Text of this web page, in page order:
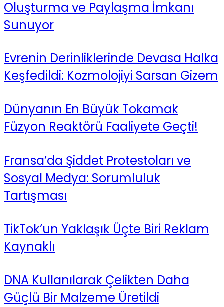
Oluşturma ve Paylaşma İmkanı
Sunuyor
Evrenin Derinliklerinde Devasa Halka
Keşfedildi: Kozmolojiyi Sarsan Gizem
Dünyanın En Büyük Tokamak
Füzyon Reaktörü Faaliyete Geçti!
Fransa’da Şiddet Protestoları ve
Sosyal Medya: Sorumluluk
Tartışması
TikTok’un Yaklaşık Üçte Biri Reklam
Kaynaklı
DNA Kullanılarak Çelikten Daha
Güçlü Bir Malzeme Üretildi